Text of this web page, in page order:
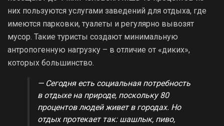
них пользуются услугами заведений для отдыха, где
имеются парковки, туалеты и регулярно вывозят
мусор. Такие туристы создают минимальную
антропогенную нагрузку – в отличие от «диких»,
которых большинство.
— Сегодня есть социальная потребность
в отдыхе на природе, поскольку 80
процентов людей живет в городах. Но
отдых протекает так: шашлык, пиво,